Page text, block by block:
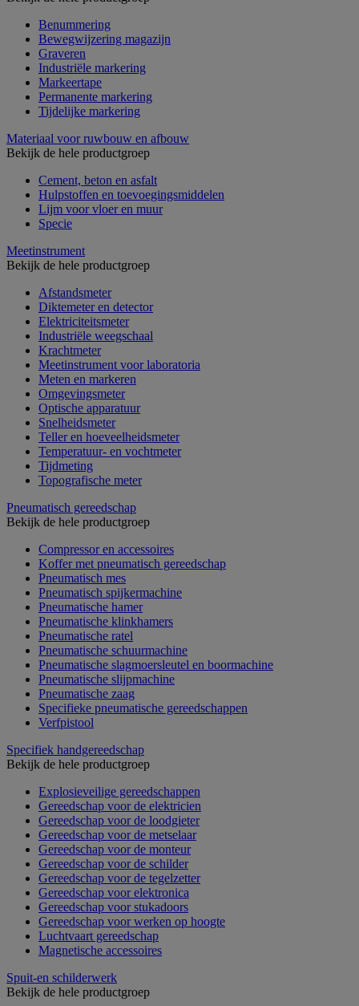
Benummering
Bewegwijzering magazijn
Graveren
Industriële markering
Markeertape
Permanente markering
Tijdelijke markering
Materiaal voor ruwbouw en afbouw
Bekijk de hele productgroep
Cement, beton en asfalt
Hulpstoffen en toevoegingsmiddelen
Lijm voor vloer en muur
Specie
Meetinstrument
Bekijk de hele productgroep
Afstandsmeter
Diktemeter en detector
Elektriciteitsmeter
Industriële weegschaal
Krachtmeter
Meetinstrument voor laboratoria
Meten en markeren
Omgevingsmeter
Optische apparatuur
Snelheidsmeter
Teller en hoeveelheidsmeter
Temperatuur- en vochtmeter
Tijdmeting
Topografische meter
Pneumatisch gereedschap
Bekijk de hele productgroep
Compressor en accessoires
Koffer met pneumatisch gereedschap
Pneumatisch mes
Pneumatisch spijkermachine
Pneumatische hamer
Pneumatische klinkhamers
Pneumatische ratel
Pneumatische schuurmachine
Pneumatische slagmoersleutel en boormachine
Pneumatische slijpmachine
Pneumatische zaag
Specifieke pneumatische gereedschappen
Verfpistool
Specifiek handgereedschap
Bekijk de hele productgroep
Explosieveilige gereedschappen
Gereedschap voor de elektricien
Gereedschap voor de loodgieter
Gereedschap voor de metselaar
Gereedschap voor de monteur
Gereedschap voor de schilder
Gereedschap voor de tegelzetter
Gereedschap voor elektronica
Gereedschap voor stukadoors
Gereedschap voor werken op hoogte
Luchtvaart gereedschap
Magnetische accessoires
Spuit-en schilderwerk
Bekijk de hele productgroep